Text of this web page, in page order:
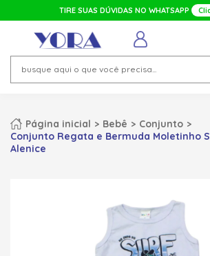
TIRE SUAS DÚVIDAS NO WHATSAPP
Página inicial Bebê
Conjunto
Conjunto Regata e Bermuda Moletinho
Alenice